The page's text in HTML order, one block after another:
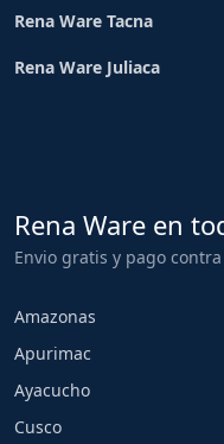
Rena Ware Tacna
Rena Ware Juliaca
Rena Ware en
Envio gratis y pago
Amazonas
Apurimac
Ayacucho
Cusco